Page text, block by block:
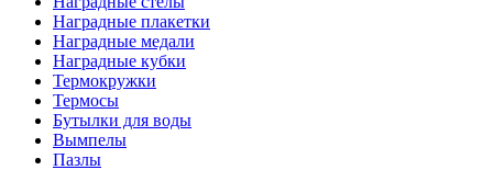
Наградные плакетки
Наградные медали
Наградные кубки
Термокружки
Термосы
Бутылки для воды
Вымпелы
Пазлы